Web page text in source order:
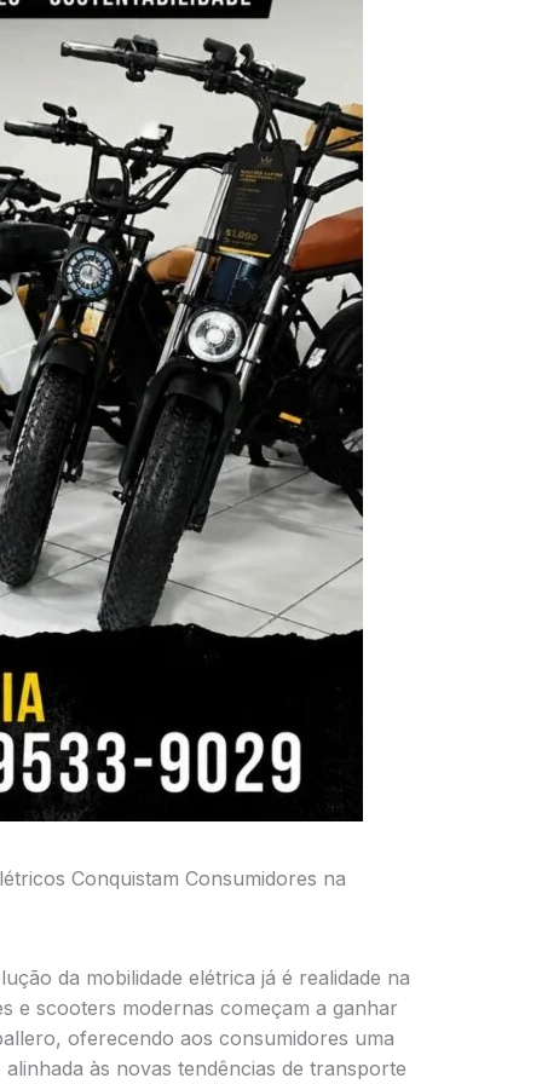
Conquistam Consumidores na
da mobilidade elétrica já é realidade na
e scooters modernas começam a ganhar
oferecendo aos consumidores uma
às novas tendências de transporte